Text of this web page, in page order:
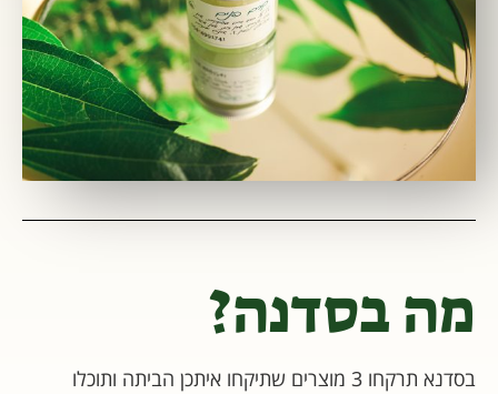
מה בסדנה?
בסדנא תרקחו 3 מוצרים שתיקחו איתכן הביתה ותוכלו